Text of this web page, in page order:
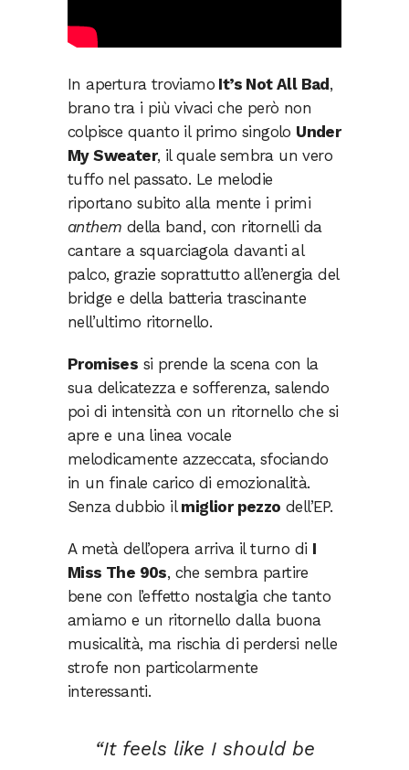
In apertura troviamo It’s Not All Bad ,
brano tra i più vivaci che però non
colpisce quanto il primo singolo Under
My Sweater, il quale sembra un vero
tuffo nel passato. Le melodie
riportano subito alla mente i primi
anthem della band, con ritornelli da
cantare a squarciagola davanti al
palco, grazie soprattutto all’energia del
bridge e della batteria trascinante
nell’ultimo ritornello.
Promises si prende la scena con la
sua delicatezza e sofferenza, salendo
poi di intensità con un ritornello che si
apre e una linea vocale
melodicamente azzeccata, sfociando
in un finale carico di emozionalità.
Senza dubbio il miglior pezzo dell’EP.
A metà dell’opera arriva il turno di I
Miss The 90s, che sembra partire
bene con l’effetto nostalgia che tanto
amiamo e un ritornello dalla buona
musicalità, ma rischia di perdersi nelle
strofe non particolarmente
interessanti.
“It feels like I should be